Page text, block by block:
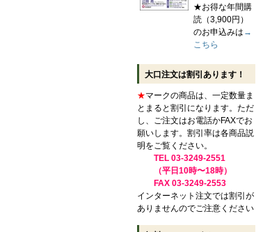
★お得な年間購
読（3,900円）
のお申込みは →
こちら
大口注文は割引あります！
★マークの商品は、一定数量ま
とまると割引になります。ただ
し、ご注文はお電話かFAXでお
願いします。割引率は各商品説
明をご覧ください。
TEL 03-3249-2551
（平日10時〜18時）
FAX 03-3249-2553
インターネット注文では割引が
ありませんのでご注意ください